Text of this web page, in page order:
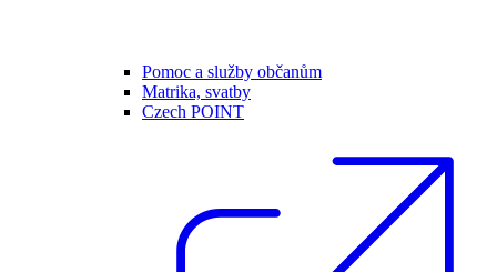
Pomoc a služby občanům
Matrika, svatby
Czech POINT